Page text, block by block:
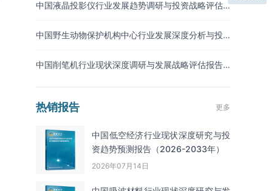
中国液晶投影仪行业发展趋势调研与投资战略评估
中国野生动物保护机构中心行业发展深度分析与投
中国削笔机行业现状深度调研与发展战略评估报告
热销报告 更多
中国低空经济行业现状深度研究与投
资趋势预测报告（2026-2033年）
2026年07月14日